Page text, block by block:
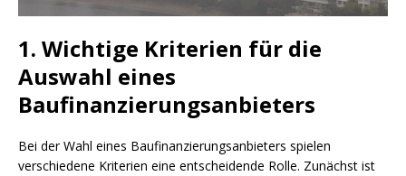
1. Wichtige Kriterien für die
Auswahl eines
Baufinanzierungsanbieters
Bei der Wahl eines Baufinanzierungsanbieters spielen
verschiedene Kriterien eine entscheidende Rolle. Zunächst ist